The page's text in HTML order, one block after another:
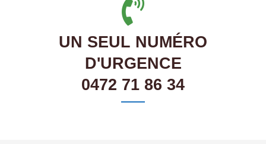
UN SEUL NUMÉRO
D'URGENCE
0472 71 86 34